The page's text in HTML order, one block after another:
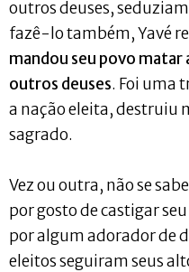
outros deuses,
fazê-lo também, Yavé
mandou seu povo matar
outros deuses. Foi uma
a nação eleita, destruiu
sagrado.
Vez ou outra, não se
por gosto de castigar
por algum adorador de
eleitos seguiram seus